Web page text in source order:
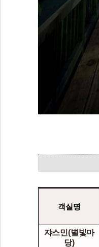
객실명
쟈스민(별빛마
당)